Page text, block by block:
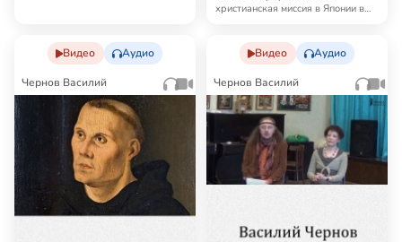
христианская миссия в Японии в
Видео Аудио
Чернов Василий
Видео Аудио
Чернов Василий